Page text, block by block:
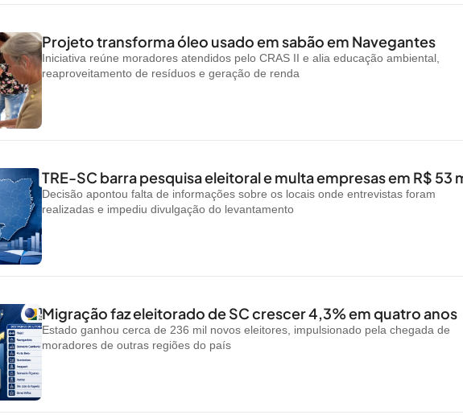
Projeto transforma óleo usado em sabão em Navegantes
Iniciativa reúne moradores atendidos pelo CRAS II e alia educação ambiental,
reaproveitamento de resíduos e geração de renda
TRE-SC barra pesquisa eleitoral e multa empresas em R$ 53
Decisão apontou falta de informações sobre os locais onde entrevistas foram
realizadas e impediu divulgação do levantamento
Migração faz eleitorado de SC crescer 4,3% em quatro anos
Estado ganhou cerca de 236 mil novos eleitores, impulsionado pela chegada de
moradores de outras regiões do país